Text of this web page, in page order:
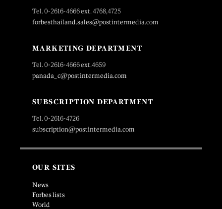
Tel. 0-2616-4666 ext. 4768,4725
forbesthailand.sales@postintermedia.com
MARKETING DEPARTMENT
Tel. 0-2616-4666 ext.4659
panada_c@postintermedia.com
SUBSCRIPTION DEPARTMENT
Tel. 0-2616-4726
subscription@postintermedia.com
OUR SITES
News
Forbes lists
World